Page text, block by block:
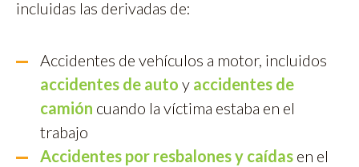
incluidas las derivadas de:
Accidentes de vehículos a motor, incluidos
accidentes de auto y accidentes de
camión cuando la víctima estaba en el
trabajo
Accidentes por resbalones y caídas en el